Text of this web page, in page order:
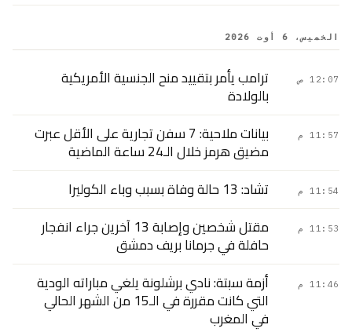
الخميس، 6 أوت 2026
12:07 ص ترامب يأمر بتقييد منح الجنسية الأمريكية
بالولادة
11:57 م بيانات ملاحية: 7 سفن تجارية على الأقل عبرت
مضيق هرمز خلال الـ24 ساعة الماضية
11:54 م تشاد: 13 حالة وفاة بسبب وباء الكوليرا
11:53 م مقتل شخصين وإصابة 13 آخرين جراء انفجار
حافلة في جرمانا بريف دمشق
11:46 م أزمة سبتة: نادي برشلونة يلغي مباراته الودية
التي كانت مقررة في الـ15 من الشهر الحالي
في المغرب